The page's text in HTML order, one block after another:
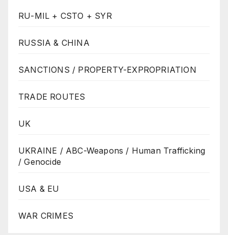
RU-MIL + CSTO + SYR
RUSSIA & CHINA
SANCTIONS / PROPERTY-EXPROPRIATION
TRADE ROUTES
UK
UKRAINE / ABC-Weapons / Human Trafficking
/ Genocide
USA & EU
WAR CRIMES